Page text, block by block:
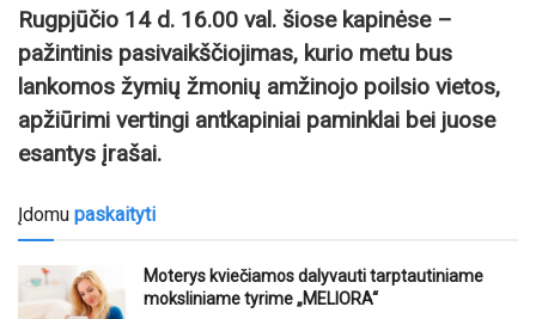
Rugpjūčio 14 d. 16.00 val. šiose kapinėse –
pažintinis pasivaikščiojimas, kurio metu bus
lankomos žymių žmonių amžinojo poilsio vietos,
apžiūrimi vertingi antkapiniai paminklai bei juose
esantys įrašai.
Įdomu paskaityti
Moterys kviečiamos dalyvauti tarptautiniame
moksliniame tyrime „MELIORA“